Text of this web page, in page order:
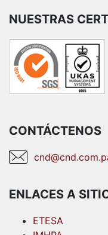
NUESTRAS
CONTÁCTENOS
ENLACES A
ETESA